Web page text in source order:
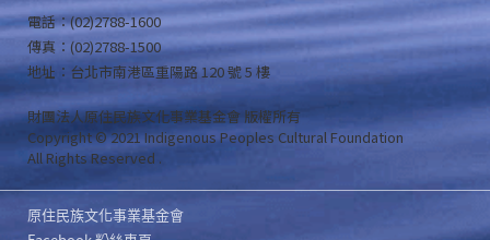
電話：(02)2788-1600
傳真：(02)2788-1500
地址：台北市南港區重陽路 120 號 5 樓
財團法人原住民族文化事業基金會 版權所有
Copyright © 2021 Indigenous Peoples Cultural Foundation
All Rights Reserved .
原住民族文化事業基金會